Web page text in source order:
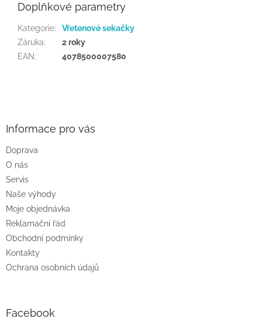
Doplňkové parametry
Kategorie:
Vřetenové sekačky
Záruka:
2 roky
EAN: 4078500007580
Informace pro vás
Doprava
O nás
Servis
Naše výhody
Moje objednávka
Reklamační řád
Obchodní podmínky
Kontakty
Ochrana osobních údajů
Facebook